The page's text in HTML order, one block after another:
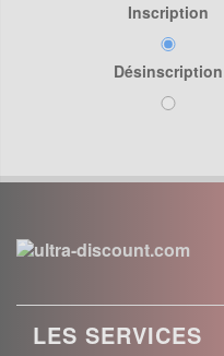
Inscription
Désinscription
LES SERVICES